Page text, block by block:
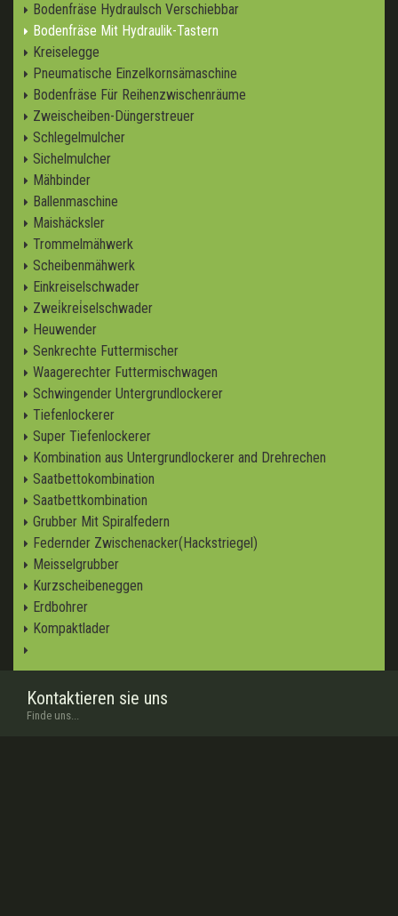
Bodenfräse Hydraulsch Verschiebbar
Bodenfräse Mit Hydraulik-Tastern
Kreiselegge
Pneumatische Einzelkornsämaschine
Bodenfräse Für Reihenzwischenräume
Zweischeiben-Düngerstreuer
Schlegelmulcher
Sichelmulcher
Mähbinder
Ballenmaschine
Maishäcksler
Trommelmähwerk
Scheibenmähwerk
Einkreiselschwader
Zwei̇krei̇selschwader
Heuwender
Senkrechte Futtermischer
Waagerechter Futtermischwagen
Schwingender Untergrundlockerer
Tiefenlockerer
Super Tiefenlockerer
Kombination aus Untergrundlockerer and Drehrechen
Saatbettokombination
Saatbettkombination
Grubber Mit Spiralfedern
Federnder Zwischenacker(Hackstriegel)
Meisselgrubber
Kurzscheibeneggen
Erdbohrer
Kompaktlader
Kontaktieren sie uns
Finde uns...